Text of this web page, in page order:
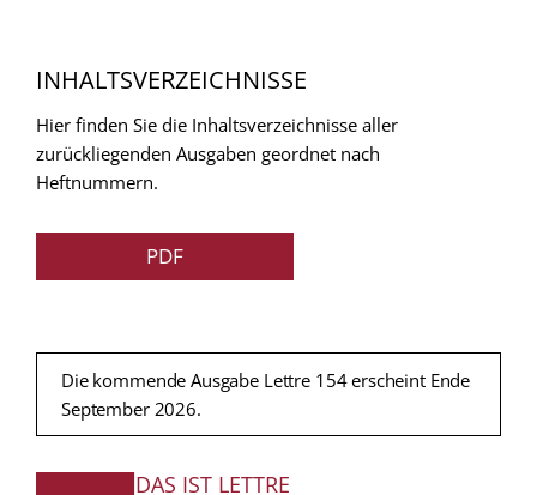
INHALTSVERZEICHNISSE
Hier finden Sie die Inhaltsverzeichnisse aller
zurückliegenden Ausgaben geordnet nach
Heftnummern.
PDF
Die kommende Ausgabe Lettre 154 erscheint Ende
September 2026.
DAS IST LETTRE